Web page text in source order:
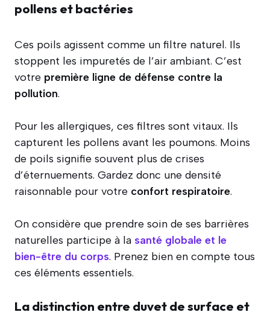
pollens et bactéries
Ces poils agissent comme un filtre naturel. Ils
stoppent les impuretés de l’air ambiant. C’est
votre première ligne de défense contre la
pollution.
Pour les allergiques, ces filtres sont vitaux. Ils
capturent les pollens avant les poumons. Moins
de poils signifie souvent plus de crises
d’éternuements. Gardez donc une densité
raisonnable pour votre confort respiratoire.
On considère que prendre soin de ses barrières
naturelles participe à la santé globale et le
bien-être du corps. Prenez bien en compte tous
ces éléments essentiels.
La distinction entre duvet de surface et